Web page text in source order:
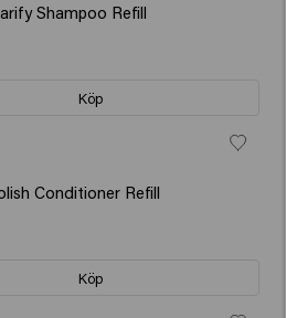
Shampoo Refill
Köp
Conditioner Refill
Köp